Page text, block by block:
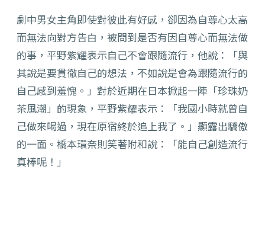
劇中男女主角即使對彼此有好感，卻因為自尊心太高
而無法向對方告白，被問到是否有因自尊心而無法做
的事，平野紫耀表示自己不會跟隨流行，他說：「與
其說是要貫徹自己的想法，不如說是會為跟隨流行的
自己感到羞愧。」對於近期在日本掀起一陣「珍珠奶
茶風潮」的現象，平野紫耀表示：「我國小時就曾自
己做來喝過，現在原宿終於追上我了。」顯露出驕傲
的一面。橋本環奈則笑著附和說：「能自己創造流行
真棒呢！」